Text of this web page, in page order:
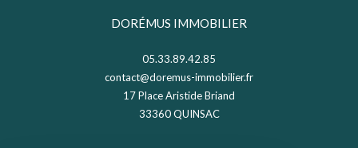
DORÉMUS IMMOBILIER
05.33.89.42.85
contact@doremus-immobilier.fr
17 Place Aristide Briand
33360
QUINSAC